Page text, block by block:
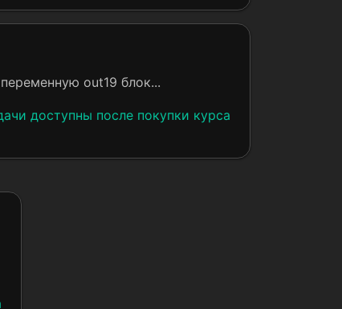
out19 блок...
доступны после покупки курса